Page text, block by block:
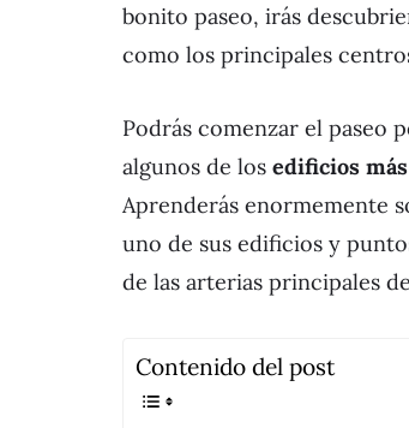
bonito paseo, irás
como los principales
Podrás comenzar el paseo
algunos de los edificios
Aprenderás enormemente
uno de sus edificios y
de las arterias principales
Contenido del post